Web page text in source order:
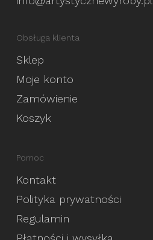
Obsługa klienta
Sklep
Moje konto
Zamówienie
Koszyk
Pomoc
Kontakt
Polityka prywatności
Regulamin